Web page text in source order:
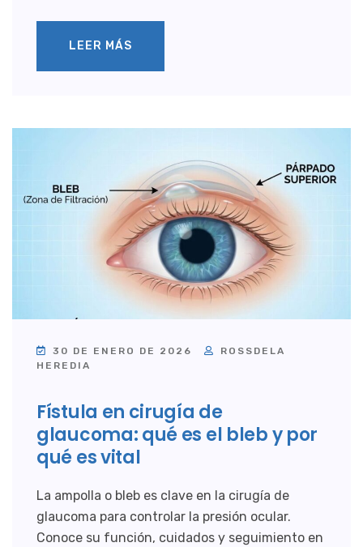
LEER MÁS
30 DE ENERO DE 2026
ROSSDELA
HEREDIA
Fístula en cirugía de
glaucoma: qué es el bleb y por
qué es vital
La ampolla o bleb es clave en la cirugía de
glaucoma para controlar la presión ocular.
Conoce su función, cuidados y seguimiento en